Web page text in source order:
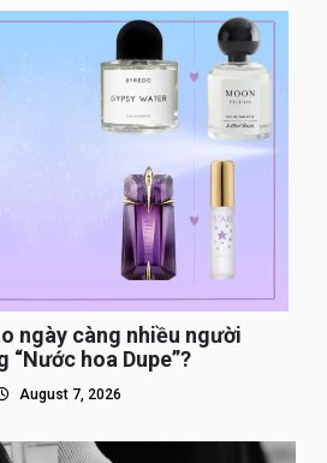
ngày càng nhiều người
“Nước hoa Dupe”?
August 7, 2026